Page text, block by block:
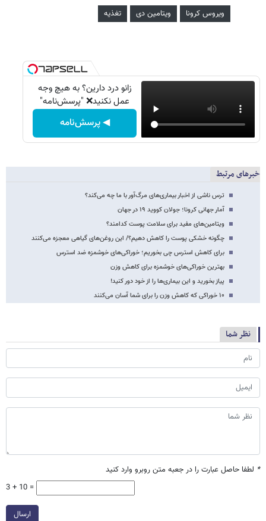
ویروس کرونا ویتامین دی تغذیه
زانو درد دارین؟ به هیچ وجه
عمل نکنید❌ "پرسش‌نامه"
◀ پرسش‌نامه
خبرهای مرتبط
ترس ناشی از اخبار بیماری‌های مرگ‌آور با ما چه می‌کند؟
آمار جهانی کرونا؛ جولان کووید ۱۹ در جهان
ویتامین‌های مفید برای سلامت پوست کدامند؟
چگونه خشکی پوست را کاهش دهیم؟/ این روغن‌های گیاهی معجزه می‌کنند
برای کاهش استرس چی بخوریم؛ خوراکی‌های خوشمزه‌ ضد استرس
بهترین خوراکی‌های خوشمزه برای کاهش وزن
پیاز بخورید و این بیماری‌ها را از خود دور کنید!
۱۰ خوراکی که کاهش وزن را برای شما آسان می‌کنند
نظر شما
* لطفا حاصل عبارت را در جعبه متن روبرو وارد کنید
3 + 10 =
ارسال